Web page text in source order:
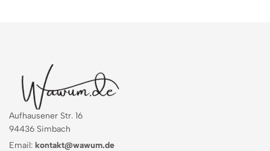
Aufhausener Str. 16
94436 Simbach
Email: kontakt@wawum.de